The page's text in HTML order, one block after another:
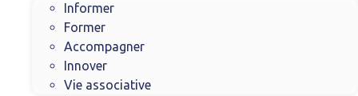
Informer
Former
Accompagner
Innover
Vie associative